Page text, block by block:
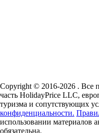
Copyright © 2016-2026 .
часть HolidayPrice LLC,
туризма и сопутствующих
конфиденциальности.
использовании материалов
обязательна.